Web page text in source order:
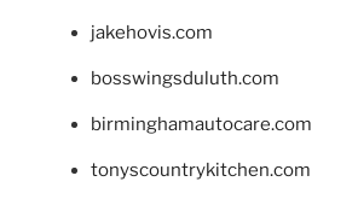
jakehovis.com
bosswingsduluth.com
birminghamautocare.com
tonyscountrykitchen.com